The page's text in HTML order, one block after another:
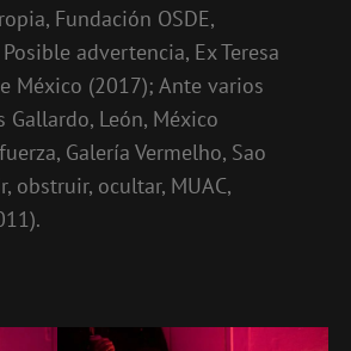
Fundación OSDE,
advertencia, Ex Teresa
México (2017); Ante varios
Gallardo, León, México
Galería Vermelho, Sao
obstruir, ocultar, MUAC,